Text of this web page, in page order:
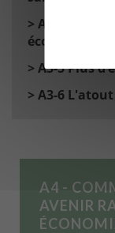
> A3-4
économie
> A3-5 Plus
> A3-6
A4 -
AVENIR